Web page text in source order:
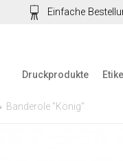
Einfache
Druckprodukte
Banderole "König"